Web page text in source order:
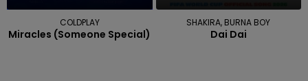
COLDPLAY
Miracles (someone Special)
SHAKIRA, BURNA BOY
Dai Dai